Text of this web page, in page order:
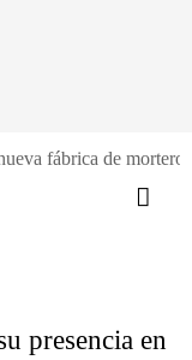
fábrica de mortero
presencia en